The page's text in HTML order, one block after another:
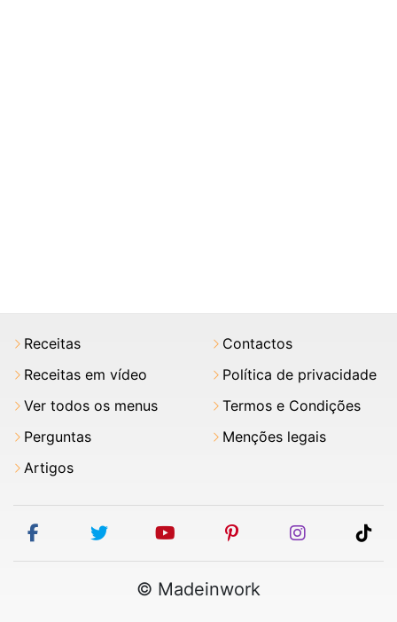
Receitas
Receitas em vídeo
Ver todos os menus
Perguntas
Artigos
Contactos
Política de privacidade
Termos e Condições
Menções legais
facebooktwitter youtubepinterestinstagram
© Madeinwork